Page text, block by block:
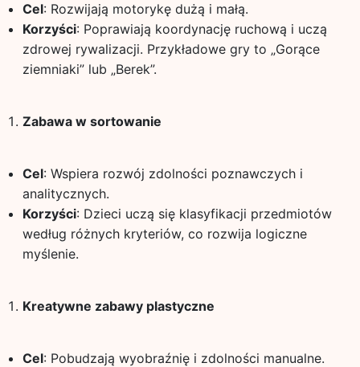
Cel: Rozwijają motorykę dużą i małą.
Korzyści: Poprawiają koordynację ruchową i uczą
zdrowej rywalizacji. Przykładowe gry to „Gorące
ziemniaki” lub „Berek”.
Zabawa w sortowanie
Cel: Wspiera rozwój zdolności poznawczych i
analitycznych.
Korzyści: Dzieci uczą się klasyfikacji przedmiotów
według różnych kryteriów, co rozwija logiczne
myślenie.
Kreatywne zabawy plastyczne
Cel: Pobudzają wyobraźnię i zdolności manualne.